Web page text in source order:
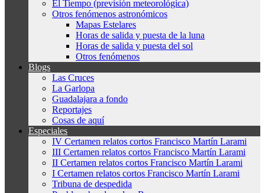
El Tiempo (previsión meteorológica)
Otros fenómenos astronómicos
Mapas Estelares
Horas de salida y puesta de la luna
Horas de salida y puesta del sol
Otros fenómenos
Blogs
Las Cruces
La Garlopa
Guadalajara a fondo
Reportajes
Cosas de aquí
Especiales
IV Certamen relatos cortos Francisco Martín Larami
III Certamen relatos cortos Francisco Martín Larami
II Certamen relatos cortos Francisco Martín Larami
I Certamen relatos cortos Francisco Martín Larami
Tribuna de despedida